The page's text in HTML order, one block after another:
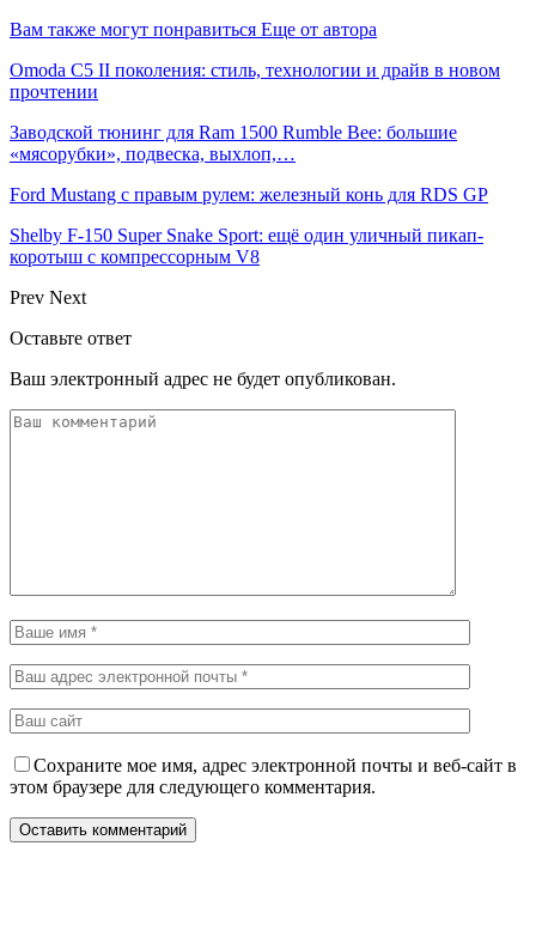
Вам также могут понравиться Еще от автора
Omoda C5 II поколения: стиль, технологии и драйв в новом
прочтении
Заводской тюнинг для Ram 1500 Rumble Bee: большие
«мясорубки», подвеска, выхлоп,…
Ford Mustang с правым рулем: железный конь для RDS GP
Shelby F-150 Super Snake Sport: ещё один уличный пикап-
коротыш с компрессорным V8
Prev Next
Оставьте ответ
Ваш электронный адрес не будет опубликован.
Сохраните мое имя, адрес электронной почты и веб-сайт в
этом браузере для следующего комментария.